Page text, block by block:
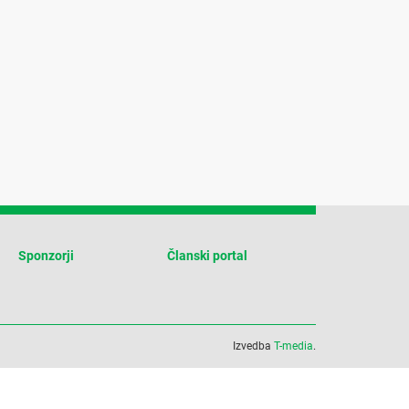
Sponzorji Članski portal
Izvedba T-media.